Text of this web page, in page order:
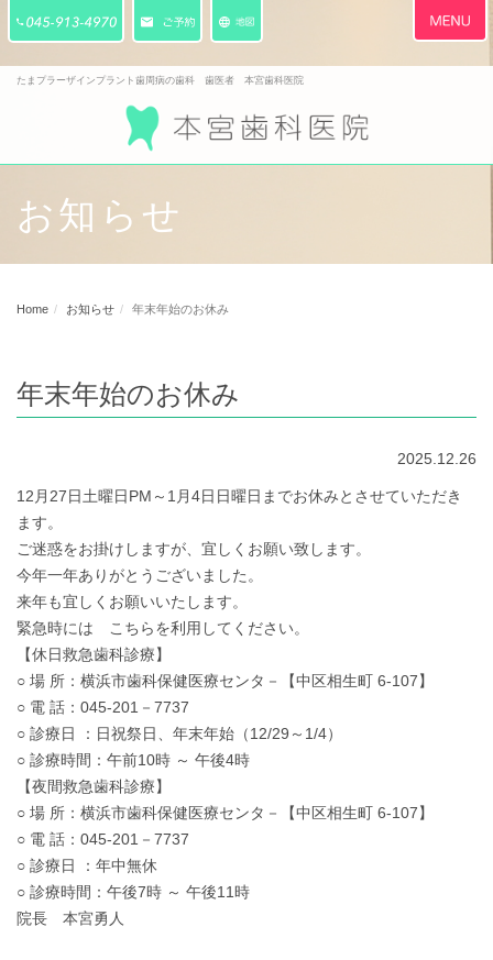
Toggle
たまプラーザインプラント歯周病の歯科 歯医者 本宮歯科医院
お知らせ
Home お知らせ 年末年始のお休み
年末年始のお休み
2025.12.26
12月27日土曜日PM～1月4日日曜日までお休みとさせていただき
ます。
ご迷惑をお掛けしますが、宜しくお願い致します。
今年一年ありがとうございました。
来年も宜しくお願いいたします。
緊急時には こちらを利用してください。
【休日救急歯科診療】
○ 場 所：横浜市歯科保健医療センタ－【中区相生町 6-107】
○ 電 話：045-201－7737
○ 診療日 ：日祝祭日、年末年始（12/29～1/4）
○ 診療時間：午前10時 ～ 午後4時
【夜間救急歯科診療】
○ 場 所：横浜市歯科保健医療センタ－【中区相生町 6-107】
○ 電 話：045-201－7737
○ 診療日 ：年中無休
○ 診療時間：午後7時 ～ 午後11時
院長 本宮勇人